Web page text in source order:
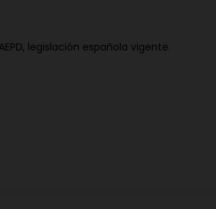
legislación española vigente.